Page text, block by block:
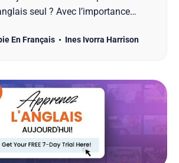
seul ? Avec l’importance
le travail, les voyages ou
En Français Ines Ivorra Harrison